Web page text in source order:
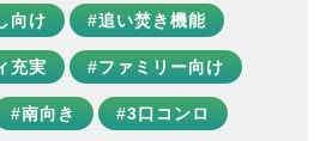
向け #追い焚き機能
充実 #ファミリー向け
#南向き #3口コンロ